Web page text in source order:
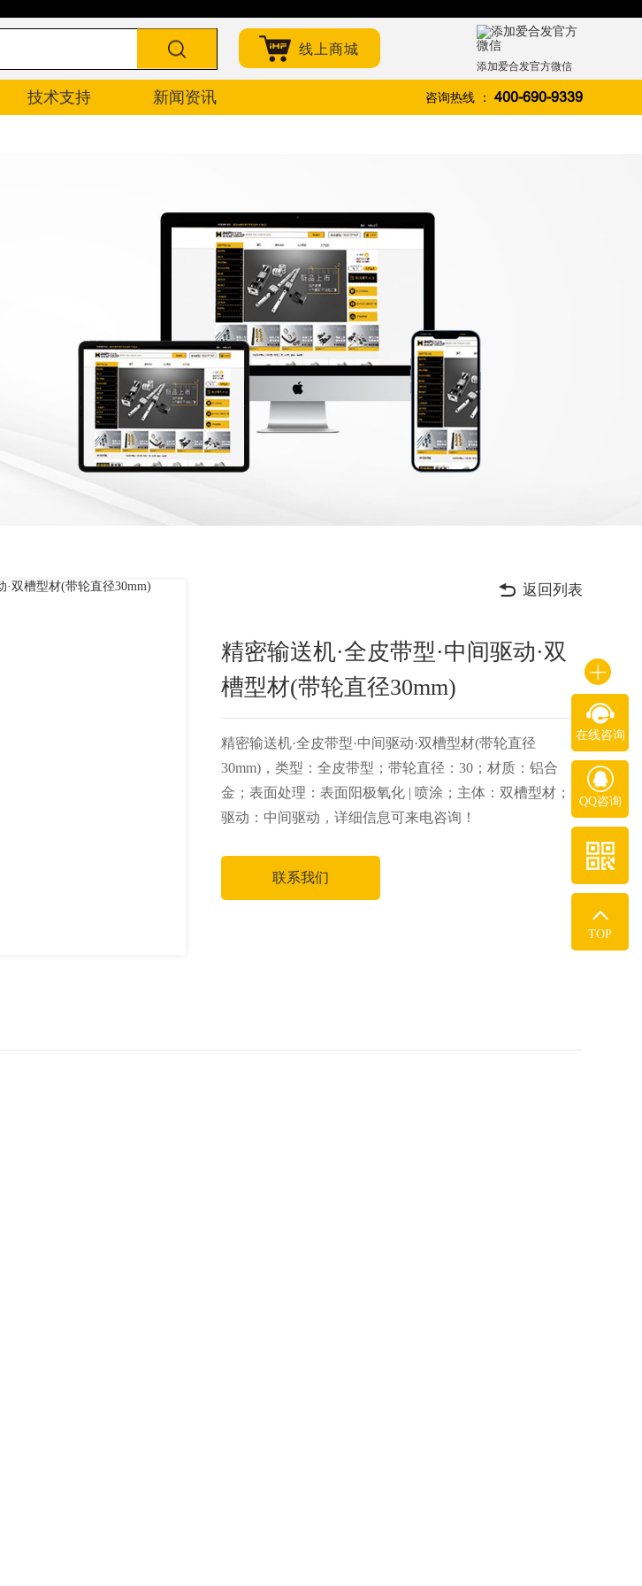
线上商城
添加爱合发官方微信
技术支持 新闻资讯 咨询热线 ： 400-690-9339
返回列表
精密输送机·全皮带型·中间驱动·双
槽型材(带轮直径30mm)
精密输送机·全皮带型·中间驱动·双槽型材(带轮直径
30mm)，类型：全皮带型；带轮直径：30；材质：铝合
金；表面处理：表面阳极氧化 | 喷涂；主体：双槽型材；
驱动：中间驱动，详细信息可来电咨询！
联系我们
在线咨询
QQ咨询
TOP